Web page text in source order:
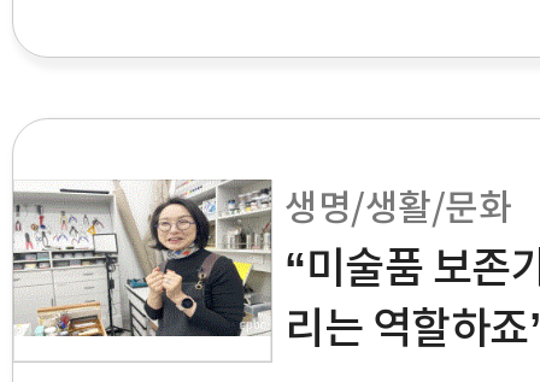
생명/생활/문화
“미술품 보존
리는 역할하죠